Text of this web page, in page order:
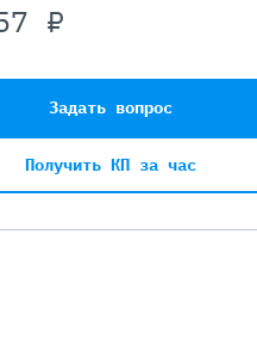
₽
Задать вопрос
Получить КП за час